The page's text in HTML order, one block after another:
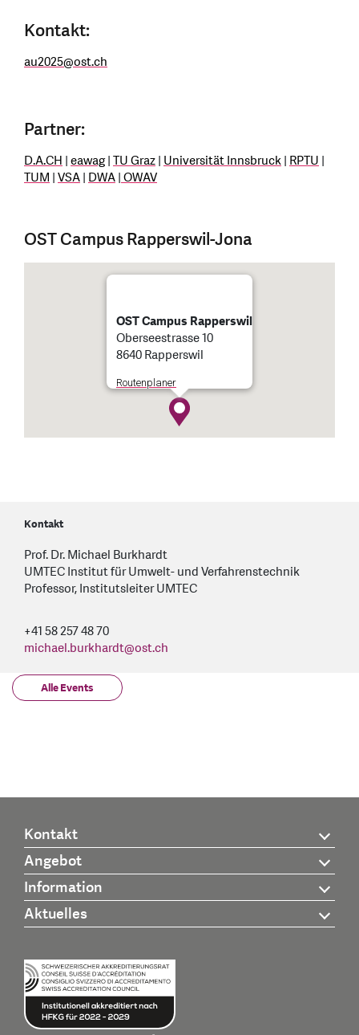
Kontakt:
au2025@ost.ch
Partner:
D.A.CH |eawag|TU Graz| Universität Innsbruck| RPTU |
TUM |VSA| DWA|OWAV
OST Campus Rapperswil-Jona
OST Campus Rapperswil
Oberseestrasse 10
8640 Rapperswil
Routenplaner
Kontakt
Prof. Dr. Michael Burkhardt
UMTEC Institut für Umwelt- und Verfahrenstechnik
Professor, Institutsleiter UMTEC
+41 58 257 48 70
michael.burkhardt@ost.ch
Alle Events
Kontakt
Angebot
Information
Aktuelles